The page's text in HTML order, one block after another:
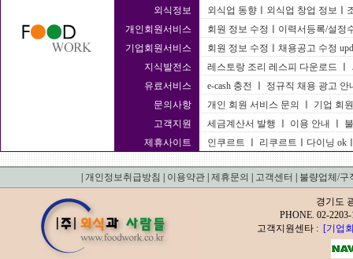
외식정보
외식업 동향 외식업 창업 정보
개인회원서비스
회원 정보 수정
이력서등록/설정
기업회원서비스
회원 정보 수정
채용공고 수정
지식발전소
레스토랑 조리 레스피 다운로드
유료서비스
e-cash 충전
정규직 채용 광고 안
문의사항
개인 회원 서비스 문의
기업 회
고객지원
세금계산서 발행 이용 안내
제휴사이트
인쿠르트 리쿠르트 다이닝 ok
개인정보취급방침 이용약관 제휴문의 고객센터 불량업체/구
경기도
PHONE. 02-
고객지원센타 : [기업